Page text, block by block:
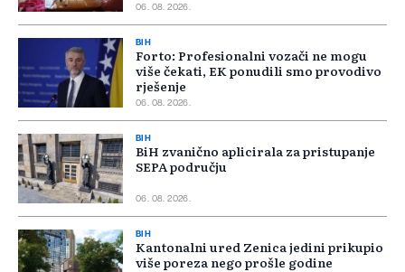
06. 08. 2026.
BIH
Forto: Profesionalni vozači ne mogu
više čekati, EK ponudili smo provodivo
rješenje
06. 08. 2026.
BIH
BiH zvanično aplicirala za pristupanje
SEPA području
06. 08. 2026.
BIH
Kantonalni ured Zenica jedini prikupio
više poreza nego prošle godine